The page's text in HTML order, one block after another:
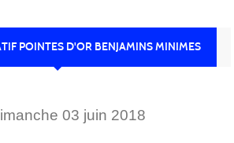
POINTES D'OR BENJAMINS MINIMES
03 juin 2018